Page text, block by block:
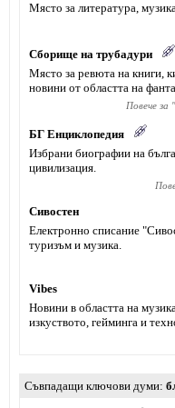
Място за литература,
Сборище на трубадури
Място за ревюта на книги,
новини от областта на
Повече за "
БГ Енциклопедия
Избрани биографии на
цивилизация.
Сивостен
Електронно списание
туризъм и музика.
Vibes
Новини в областта на
изкуството, гейминга и
Съвпадащи ключови думи